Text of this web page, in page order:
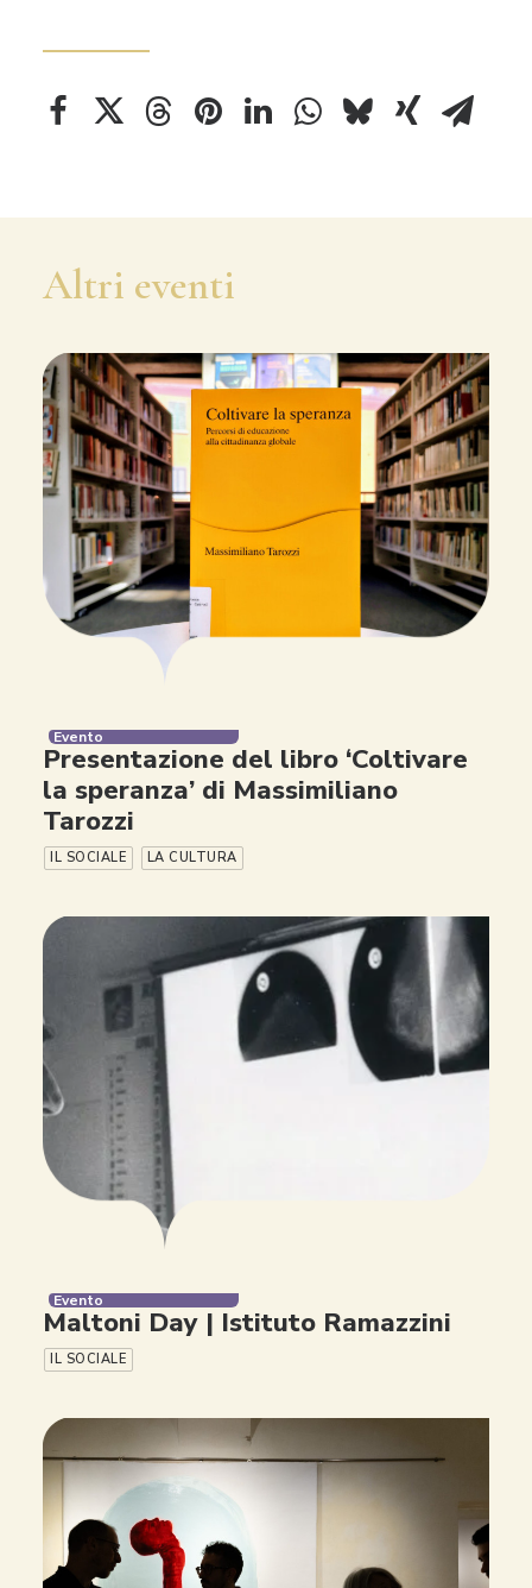
Altri eventi
Evento
Presentazione del libro ‘Coltivare
la speranza’ di Massimiliano
Tarozzi
IL SOCIALE LA CULTURA
Evento
Maltoni Day | Istituto Ramazzini
IL SOCIALE